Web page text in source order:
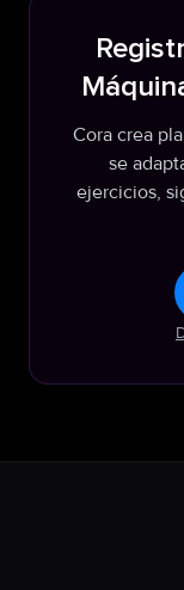
Cora crea
se
ejercicios,